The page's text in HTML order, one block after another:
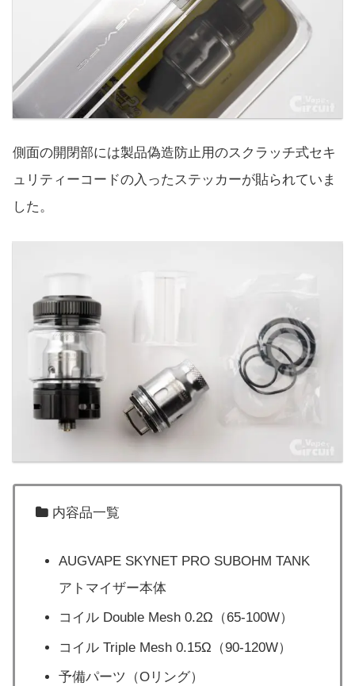
側面の開閉部には製品偽造防止用のスクラッチ式セキ
ュリティーコードの入ったステッカーが貼られていま
した。
内容品一覧
AUGVAPE SKYNET PRO SUBOHM TANK
アトマイザー本体
コイル Double Mesh 0.2Ω（65-100W）
コイル Triple Mesh 0.15Ω（90-120W）
予備パーツ（Oリング）